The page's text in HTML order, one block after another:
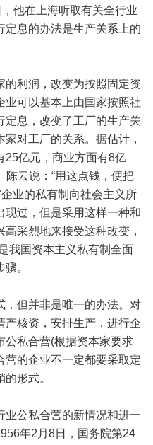
他在上海听取有关全行业
定息的办法是生产关系上的
利润，改变为按照固定资
业可以基本上由国家按照社
定息，改变了工厂的生产关
对工厂的关系。据估计，
25亿元，商业方面有8亿
陈云说：“用这点钱，便把
业的私有制向社会主义所
现过，但是采用这样一种和
采烈地来接受这种改变，
我国资本主义私有制全面
。
但并非是唯一的办法。对
产核资，安排生产，进行企
公私合营(根据资本家要求
营的企业不一定都要采取定
形式。
公私合营的新情况和进一
年2月8日，国务院第24